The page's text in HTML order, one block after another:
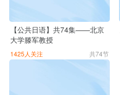
【公共日语】共74集——北京
大学滕军教授
1425人关注 共74节